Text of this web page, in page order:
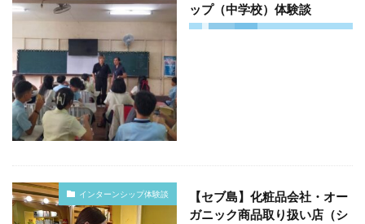
ップ（中学校）体験談
インターンシップ体験談
【セブ島】化粧品会社・オー
ガニック商品取り扱い店（シ